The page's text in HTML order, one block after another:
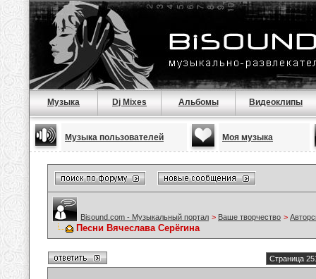
Музыка Dj Mixes Альбомы Видеоклипы
Музыка пользователей Моя музыка
Bisound.com - Музыкальный портал > Ваше творчество >
Песни Вячеслава Серёгина
Страница